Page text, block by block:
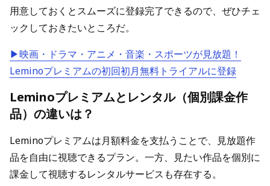
用意しておくとスムーズに登録完了できるので、ぜひチェ
ックしておきたいところだ。
▶映画・ドラマ・アニメ・音楽・スポーツが見放題！
Leminoプレミアムの初回初月無料トライアルに登録
Leminoプレミアムとレンタル（個別課金作
品）の違いは？
Leminoプレミアムは月額料金を支払うことで、見放題作
品を自由に視聴できるプラン。一方、見たい作品を個別に
課金して視聴するレンタルサービスも存在する。